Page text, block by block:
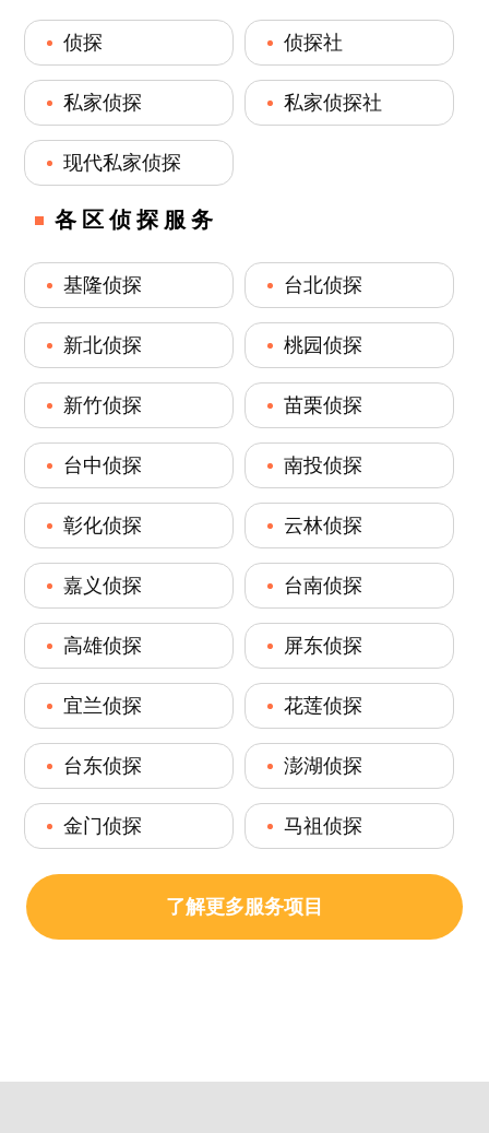
侦探 侦探社
私家侦探 私家侦探社
现代私家侦探
各区侦探服务
基隆侦探 台北侦探
新北侦探 桃园侦探
新竹侦探 苗栗侦探
台中侦探 南投侦探
彰化侦探 云林侦探
嘉义侦探 台南侦探
高雄侦探 屏东侦探
宜兰侦探 花莲侦探
台东侦探 澎湖侦探
金门侦探 马祖侦探
了解更多服务项目